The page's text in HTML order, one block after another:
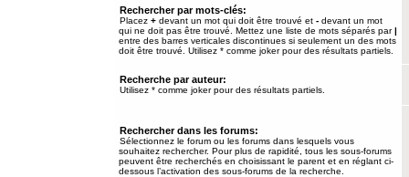
Rechercher par mots-clés:
Placez + devant un mot qui doit être trouvé et - devant un mot
qui ne doit pas être trouvé. Mettez une liste de mots séparés par|
entre des barres verticales discontinues si seulement un des mots
doit être trouvé. Utilisez * comme joker pour des résultats partiels.
Recherche par auteur:
Utilisez * comme joker pour des résultats partiels.
Rechercher dans les forums:
Sélectionnez le forum ou les forums dans lesquels vous
souhaitez rechercher. Pour plus de rapidité, tous les sous-forums
peuvent être recherchés en choisissant le parent et en réglant ci-
dessous l’activation des sous-forums de la recherche.